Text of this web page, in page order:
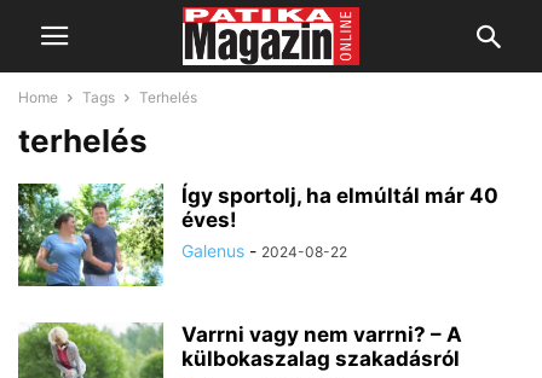
Home Tags Terhelés
terhelés
Így sportolj, ha elmúltál már 40
éves!
Galenus - 2024-08-22
Varrni vagy nem varrni? – A
külbokaszalag szakadásról